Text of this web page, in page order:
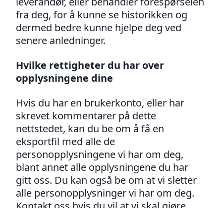
fra deg, for å kunne se historikken og
dermed bedre kunne hjelpe deg ved
senere anledninger.
Hvilke rettigheter du har over
opplysningene dine
Hvis du har en brukerkonto, eller har
skrevet kommentarer på dette
nettstedet, kan du be om å få en
eksportfil med alle de
personopplysningene vi har om deg,
blant annet alle opplysningene du har
gitt oss. Du kan også be om at vi sletter
alle personopplysninger vi har om deg.